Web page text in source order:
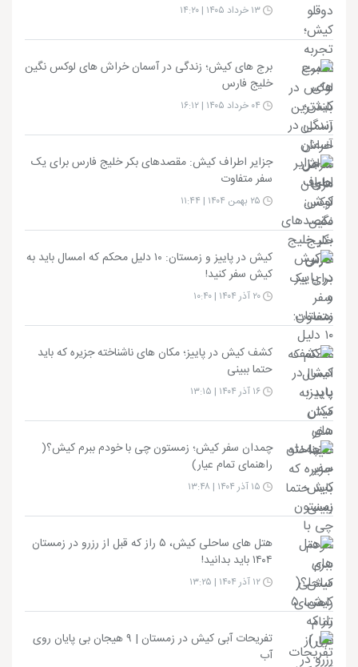
برج های کیش؛ زندگی در آسمان خراش های لوکس نگین
خلیج فارس
جزایر اطراف کیش: مقصدهای بکر خلیج فارس برای یک
سفر متفاوت
کیش در پاییز و زمستان: ۱۰ دلیل محکم که امسال باید به
کیش سفر کنید!
کشف کیش در پاییز؛ مکان های ناشناخته جزیره که باید
حتما ببینی
چمدان سفر کیش؛ زمستون چی با خودم ببرم کیش؟(
راهنمای تمام عیار)
هتل های ساحلی کیش، ۵ راز که قبل از رزرو در زمستان
۱۴۰۴ باید بدانید!
تفریحات آبی کیش در زمستان | ۹ هیجان بی پایان روی
آب